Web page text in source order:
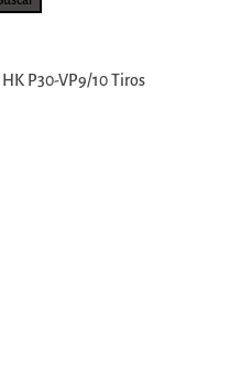
HK P30-VP9/10 Tiros